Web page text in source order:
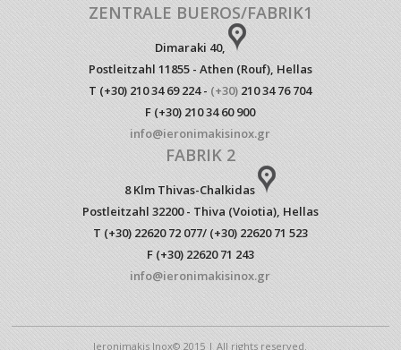
ZENTRALE BUEROS/FABRIK1
Dimaraki 40,
Postleitzahl 11855 - Athen (Rouf), Hellas
T (+30) 210 34 69 224 - (+30) 210 34 76 704
F (+30) 210 34 60 900
info@ieronimakisinox.gr
FABRIK 2
8 Klm Thivas-Chalkidas
Postleitzahl 32200 - Thiva (Voiotia), Hellas
T (+30) 22620 72 077/ (+30) 22620 71 523
F (+30) 22620 71 243
info@ieronimakisinox.gr
Ieronimakis Inox© 2015 | All rights reserved.